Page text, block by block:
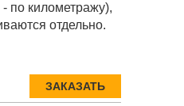
по километражу),
отдельно.
ЗАКАЗАТЬ